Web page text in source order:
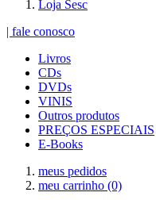
Loja Sesc
| fale conosco
Livros
CDs
DVDs
VINIS
Outros produtos
PREÇOS ESPECIAIS
E-Books
meus pedidos
meu carrinho (0)